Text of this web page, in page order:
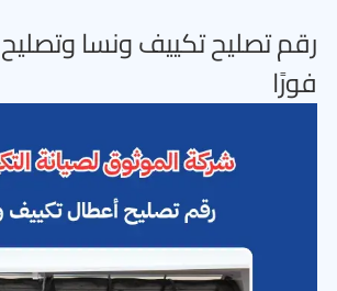
رقم تصليح تكييف ونسا
فورًا